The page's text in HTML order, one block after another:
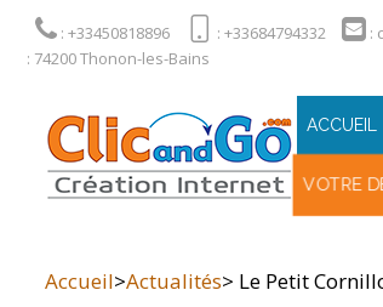
: +33450818896 : +33684794332
:
: 74200 Thonon-les-Bains
ACCUEIL
VOTRE
Accueil>Actualités> Le Petit